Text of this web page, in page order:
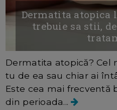
Dermatita atopica
trebuie sa stii,
Dermatita atopică? Cel
tu de ea sau chiar ai
Este cea mai frecventă
din perioada...